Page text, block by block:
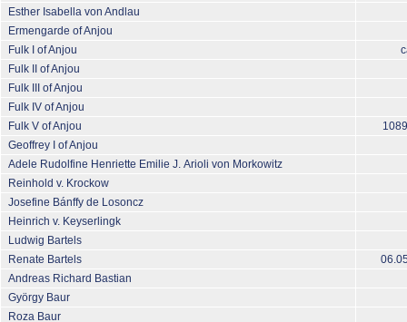
Esther Isabella von Andlau
Ermengarde of Anjou
Fulk I of Anjou
Fulk II of Anjou
Fulk III of Anjou
Fulk IV of Anjou
Fulk V of Anjou
Geoffrey I of Anjou
Adele Rudolfine Henriette Emilie J. Arioli von Morkowitz
Reinhold v. Krockow
Josefine Bánffy de Losoncz
Heinrich v. Keyserlingk
Ludwig Bartels
Renate Bartels
Andreas Richard Bastian
György Baur
Roza Baur